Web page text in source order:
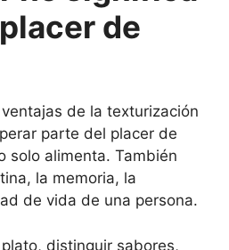
de
de la texturización
parte del placer de
solo alimenta. También
la memoria, la
de vida de una persona.
distinguir sabores,